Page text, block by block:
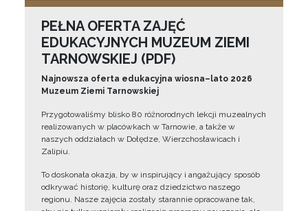
PEŁNA OFERTA ZAJĘĆ
EDUKACYJNYCH MUZEUM ZIEMI
TARNOWSKIEJ (PDF)
Najnowsza oferta edukacyjna wiosna–lato 2026
Muzeum Ziemi Tarnowskiej
Przygotowaliśmy blisko 80 różnorodnych lekcji muzealnych
realizowanych w placówkach w Tarnowie, a także w
naszych oddziałach w Dołędze, Wierzchosławicach i
Zalipiu.
To doskonała okazja, by w inspirujący i angażujący sposób
odkrywać historię, kulturę oraz dziedzictwo naszego
regionu. Nasze zajęcia zostały starannie opracowane tak,